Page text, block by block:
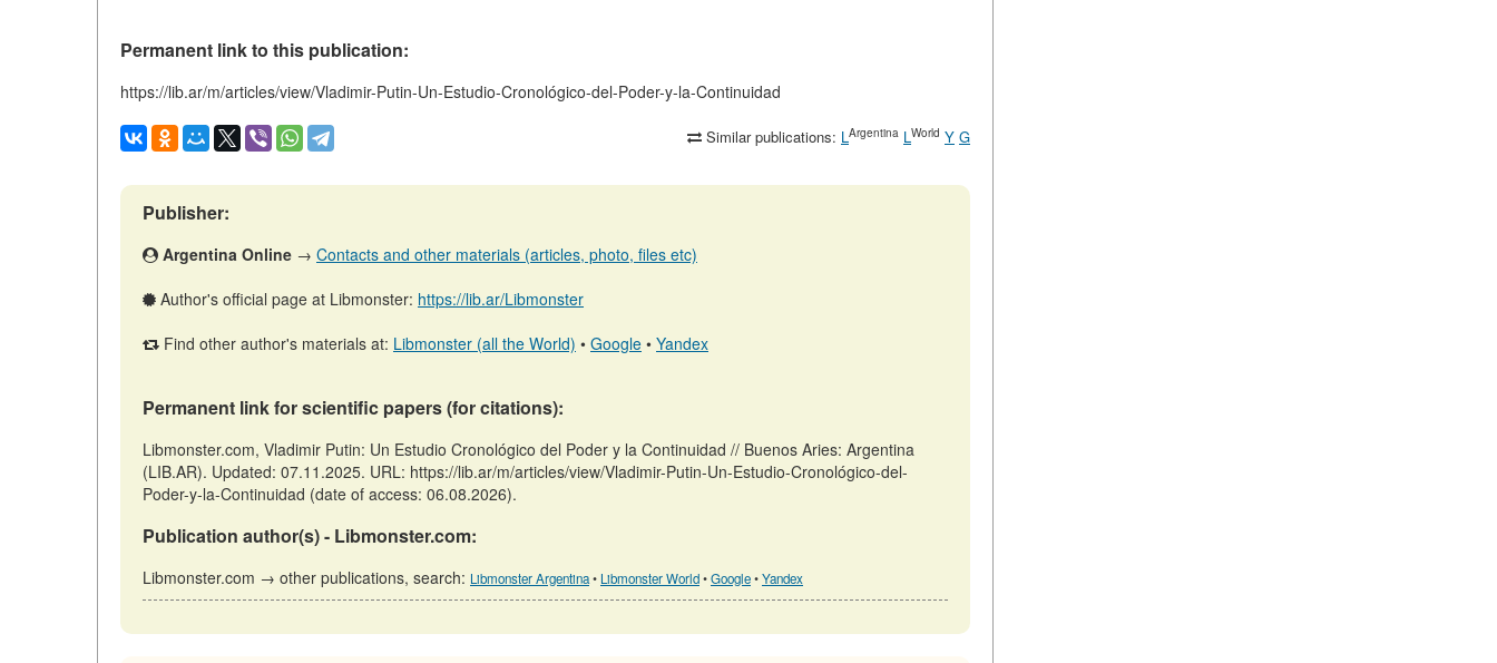
Permanent link to this publication:
https://lib.ar/m/articles/view/Vladimir-Putin-Un-Estudio-Cronológico-del-Poder-y-la-Continuidad
Similar publications: LArgentina LWorld Y G
Publisher:
Argentina Online → Contacts and other materials (articles, photo, files etc)
Author's official page at Libmonster: https://lib.ar/Libmonster
Find other author's materials at: Libmonster (all the World) • Google • Yandex
Permanent link for scientific papers (for citations):
Libmonster.com, Vladimir Putin: Un Estudio Cronológico del Poder y la Continuidad // Buenos Aries: Argentina
(LIB.AR). Updated: 07.11.2025. URL: https://lib.ar/m/articles/view/Vladimir-Putin-Un-Estudio-Cronológico-del-
Poder-y-la-Continuidad (date of access: 06.08.2026).
Publication author(s) - Libmonster.com:
Libmonster.com → other publications, search: Libmonster Argentina• Libmonster World•Google•Yandex